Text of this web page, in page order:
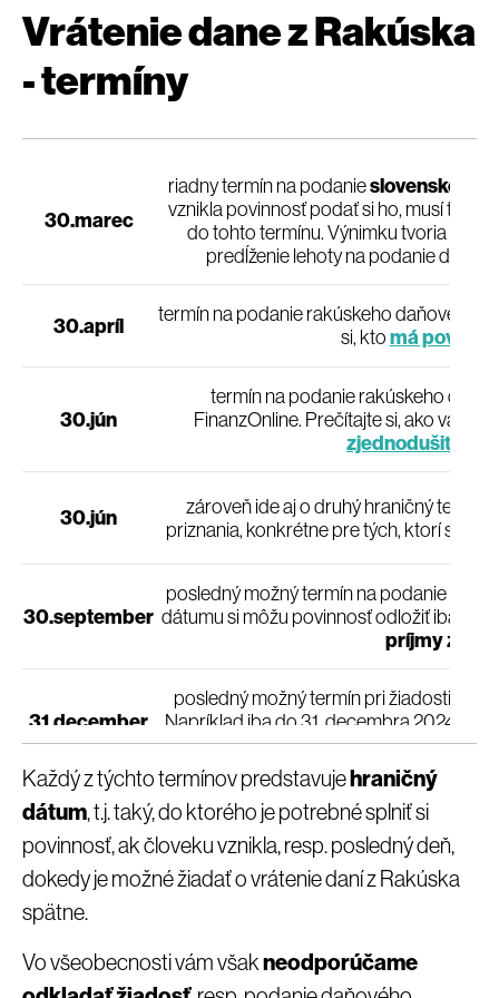
Vrátenie dane z Rakúska
- termíny
30.marec
riadny termín na podanieslovenského
vznikla povinnosť podať si ho, musí tak
do tohto termínu. Výnimku tvoria tí
predĺženie lehoty na podanie
30.apríl
termín na podanie rakúskeho daňového
si, ktomá
30.jún
termín na podanie rakúskeho
FinanzOnline. Prečítajte si, ako vám
zjednodušiť
30.jún
zároveň ide aj o druhý hraničný
priznania, konkrétne pre tých, ktorí si
30.september
posledný možný termín na podanie
dátumu si môžu povinnosť odložiť iba tí,
príjmy zo
31.december
posledný možný termín pri žiadosti o
Napríklad iba do 31. decembra 2024
2019, po tomto
Každý z týchto termínov predstavujehraničný
dátum, t.j. taký, do ktorého je potrebné splniť si
povinnosť, ak človeku vznikla, resp. posledný deň,
dokedy je možné žiadať o vrátenie daní z Rakúska
spätne.
Vo všeobecnosti vám všakneodporúčame